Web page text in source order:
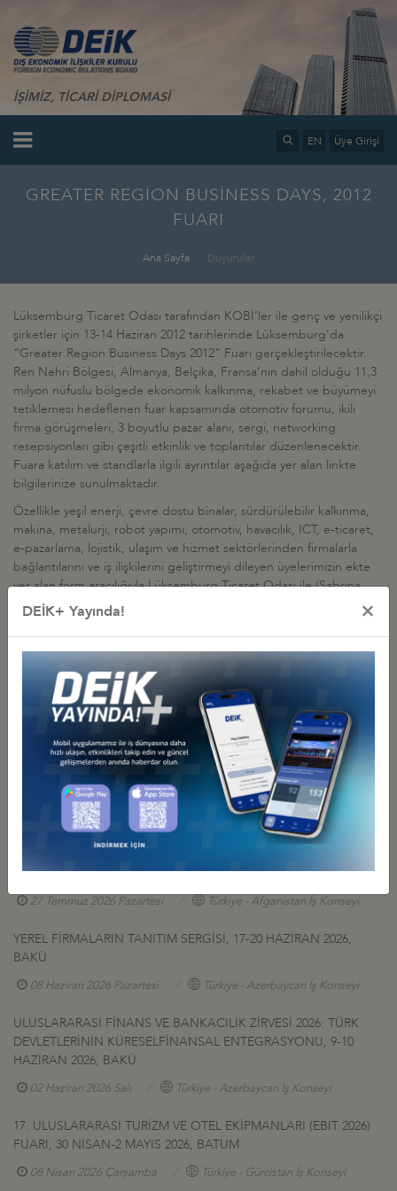
İŞİMİZ, TİCARİ DİPLOMASİ
EN Üye Girişi
GREATER REGİON BUSİNESS DAYS, 2012
FUARI
Ana Sayfa Duyurular
Lüksemburg Ticaret Odası tarafından KOBİ’ler ile genç ve yenilikçi
şirketler için 13-14 Haziran 2012 tarihlerinde Lüksemburg’da
“Greater Region Business Days 2012” Fuarı gerçekleştirilecektir.
Ren Nehri Bölgesi, Almanya, Belçika, Fransa’nın dahil olduğu 11,3
milyon nüfuslu bölgede ekonomik kalkınma, rekabet ve büyümeyi
tetiklemesi hedeflenen fuar kapsamında otomotiv forumu, ikili
firma görüşmeleri, 3 boyutlu pazar alanı, sergi, networking
resepsiyonları gibi çeşitli etkinlik ve toplantılar düzenlenecektir.
Fuara katılım ve standlarla ilgili ayrıntılar aşağıda yer alan linkte
bilgilerinize sunulmaktadır.
Özellikle yeşil enerji, çevre dostu binalar, sürdürülebilir kalkınma,
makina, metalurji, robot yapımı, otomotiv, havacılık, ICT, e-ticaret,
e-pazarlama, lojistik, ulaşım ve hizmet sektörlerinden firmalarla
bağlantılarını ve iş ilişkilerini geliştirmeyi dileyen üyelerimizin ekte
yer alan form aracılığıyla Lüksemburg Ticaret Odası ile (Sabrina
Sagramola; Tel: 00352 42 39 39 370 / 133, Faks: 00352 43 83 26, e-
events@gr-businessdays.com ) irtibata geçmeleri rica olunur.
https://www.deik.org.tr/Contents/FileAction/2726
Diğer Duyurular
GÜRCİSTAN YATIRIM PROJELERİ HK.
27 Temmuz 2026 Pazartesi Türkiye - Gürcistan İş Konseyi
AFGANİSTAN TALK MADEN SAHASI GELİŞTİRME İHALESİ HK
27 Temmuz 2026 Pazartesi Türkiye - Afganistan İş Konseyi
YEREL FİRMALARIN TANITIM SERGİSİ, 17-20 HAZİRAN 2026,
BAKÜ
08 Haziran 2026 Pazartesi Türkiye - Azerbaycan İş Konseyi
ULUSLARARASI FİNANS VE BANKACILIK ZİRVESİ 2026: TÜRK
DEVLETLERİNİN KÜRESELFİNANSAL ENTEGRASYONU, 9-10
HAZİRAN 2026, BAKÜ
02 Haziran 2026 Salı Türkiye - Azerbaycan İş Konseyi
17. ULUSLARARASI TURİZM VE OTEL EKİPMANLARI (EBIT 2026)
FUARI, 30 NİSAN-2 MAYIS 2026, BATUM
08 Nisan 2026 Çarşamba Türkiye - Gürcistan İş Konseyi
DEİK+ Yayında! ×